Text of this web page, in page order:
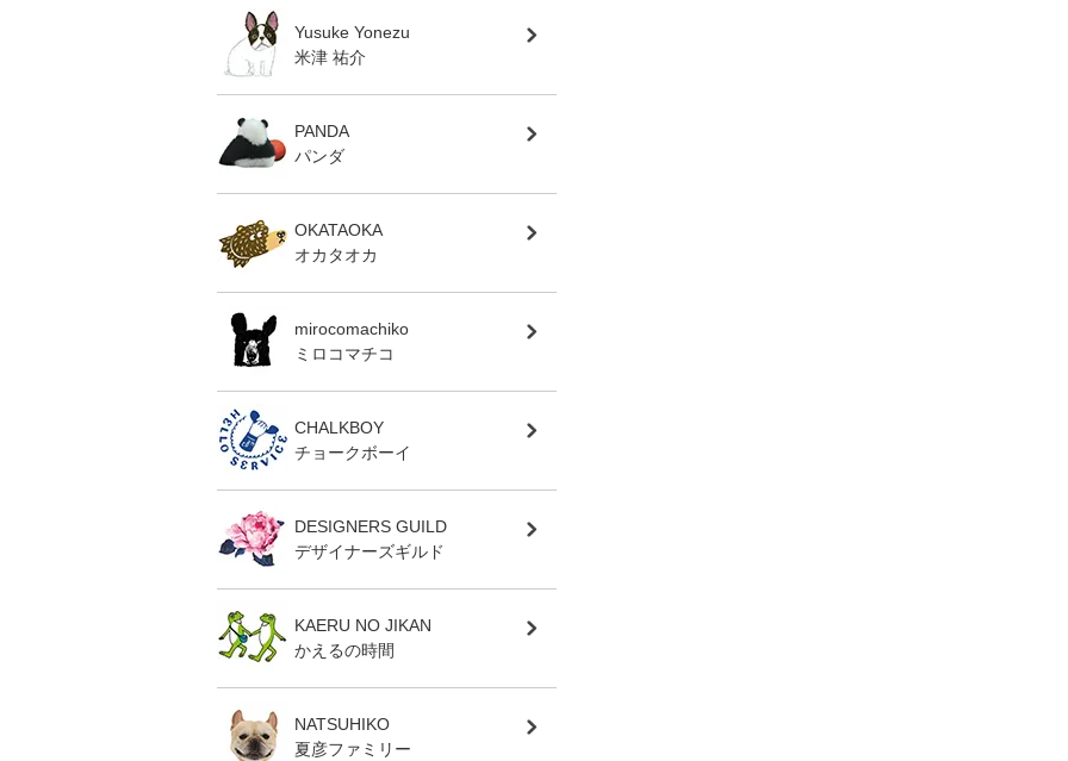
Yusuke Yonezu
米津 祐介
PANDA
パンダ
OKATAOKA
オカタオカ
mirocomachiko
ミロコマチコ
CHALKBOY
チョークボーイ
DESIGNERS GUILD
デザイナーズギルド
KAERU NO JIKAN
かえるの時間
NATSUHIKO
夏彦ファミリー